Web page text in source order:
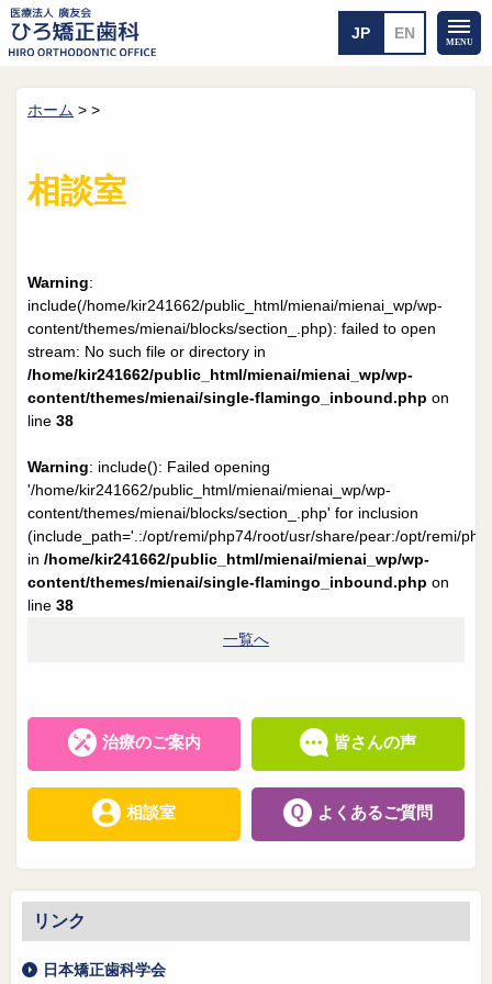
ホーム
院長紹介
矯正治療のリスク
メール送信 相談室
院長日誌 治療相談
スタッフブログ サイトマップ
ホーム > >
相談室
Warning:
include(/home/kir241662/public_html/mienai/mienai_wp/wp-
content/themes/mienai/blocks/section_.php): failed to open
stream: No such file or directory in
/home/kir241662/public_html/mienai/mienai_wp/wp-
content/themes/mienai/single-flamingo_inbound.php on
line 38
Warning: include(): Failed opening
'/home/kir241662/public_html/mienai/mienai_wp/wp-
content/themes/mienai/blocks/section_.php' for inclusion
(include_path='.:/opt/remi/php74/root/usr/share/pear:/opt/remi/
in /home/kir241662/public_html/mienai/mienai_wp/wp-
content/themes/mienai/single-flamingo_inbound.php on
line 38
一覧へ
治療のご案内 皆さんの声
相談室 よくあるご質問
リンク
日本矯正歯科学会